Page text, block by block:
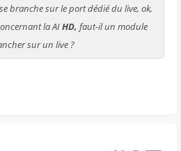
branche sur le port dédié du live, ok,
la AIHD, faut-il un module
sur un live ?